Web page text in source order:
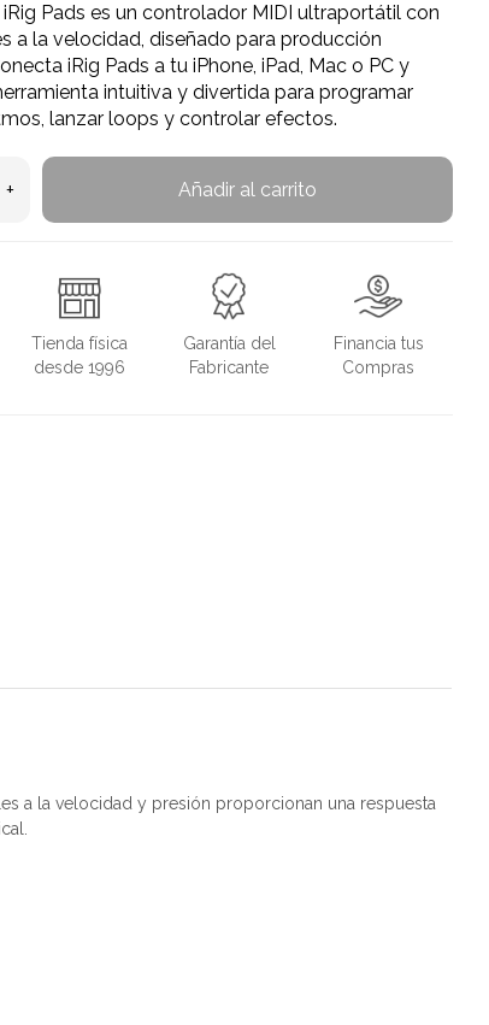
Pads es un controlador MIDI ultraportátil con
a la velocidad, diseñado para producción
iRig Pads a tu iPhone, iPad, Mac o PC y
intuitiva y divertida para programar
lanzar loops y controlar efectos.
+ Añadir al carrito
Tienda física
desde 1996
Garantía del
Fabricante
Financia tus
Compras
a la velocidad y presión proporcionan una respuesta